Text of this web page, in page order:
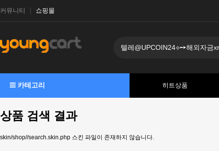
커뮤니티 쇼핑몰
카테고리 히트상품
상품 검색 결과
skin/shop//search.skin.php 스킨 파일이 존재하지 않습니다.